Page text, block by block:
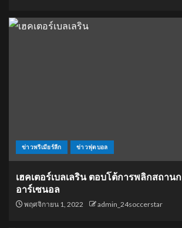
ข่าวพรีเมียร์ลีก ข่าวฟุตบอล
เฮคเตอร์เบลเลริน ตอบโต้การพลิกสถาน
อาร์เซนอล
พฤศจิกายน 1, 2022 admin_24soccerstar